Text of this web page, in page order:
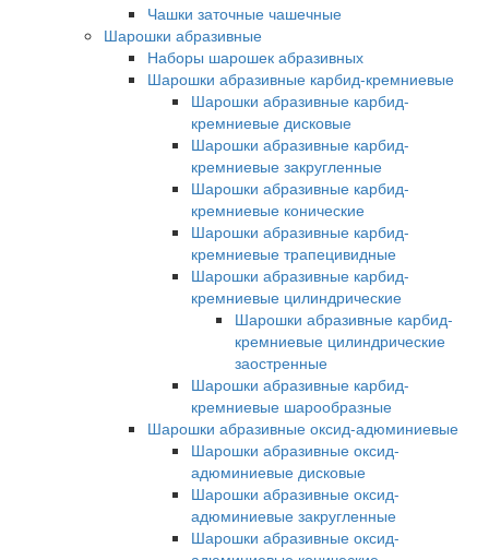
Чашки заточные чашечные
Шарошки абразивные
Наборы шарошек абразивных
Шарошки абразивные карбид-кремниевые
Шарошки абразивные карбид-
кремниевые дисковые
Шарошки абразивные карбид-
кремниевые закругленные
Шарошки абразивные карбид-
кремниевые конические
Шарошки абразивные карбид-
кремниевые трапецивидные
Шарошки абразивные карбид-
кремниевые цилиндрические
Шарошки абразивные карбид-
кремниевые цилиндрические
заостренные
Шарошки абразивные карбид-
кремниевые шарообразные
Шарошки абразивные оксид-адюминиевые
Шарошки абразивные оксид-
адюминиевые дисковые
Шарошки абразивные оксид-
адюминиевые закругленные
Шарошки абразивные оксид-